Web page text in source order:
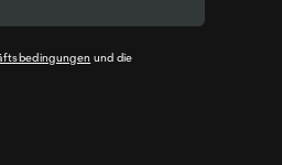
und die